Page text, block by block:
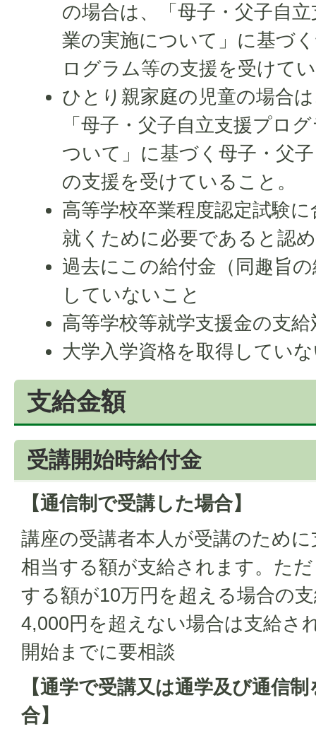
の場合は、「母子・父子自
業の実施について」に基づ
ログラム等の支援を受けて
ひとり親家庭の児童の場合
「母子・父子自立支援プロ
ついて」に基づく母子・父
の支援を受けていること。
高等学校卒業程度認定試験
就くために必要であると認
過去にこの給付金（同趣旨
していないこと
高等学校等就学支援金の支
大学入学資格を取得してい
支給金額
受講開始時給付金
【通信制で受講した場合】
講座の受講者本人が受講のため
相当する額が支給されます。た
する額が10万円を超える場合の
4,000円を超えない場合は支給さ
開始までに要相談
【通学で受講又は通学及び通信
合】